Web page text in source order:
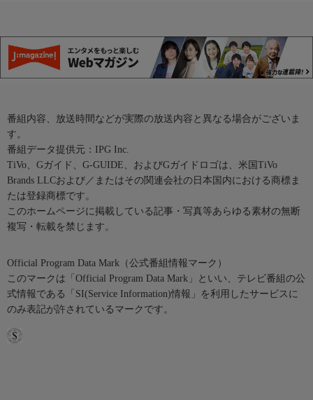
番組内容、放送時間などが実際の放送内容と異なる場合がございま
す。
番組データ提供元：IPG Inc.
TiVo、Gガイド、G-GUIDE、およびGガイドロゴは、米国TiVo
Brands LLCおよび／またはその関連会社の日本国内における商標ま
たは登録商標です。
このホームページに掲載している記事・写真等あらゆる素材の無断
複写・転載を禁じます。
Official Program Data Mark（公式番組情報マーク）
このマークは「Official Program Data Mark」といい、テレビ番組の公
式情報である「SI(Service Information)情報」を利用したサービスに
のみ表記が許されているマークです。